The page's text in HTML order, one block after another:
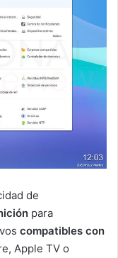
de
para
compatibles con
Apple TV o